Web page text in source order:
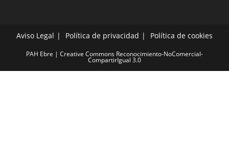
Aviso Legal Política de privacidad Política de cookies
PAH Ebre | Creative Commons Reconocimiento-NoComercial-
CompartirIgual 3.0